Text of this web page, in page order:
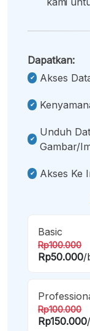
Dapatkan:
Akses
Unduh
Gambar/
Akses Ke
Basic
Rp100.000
Rp50.000/
Rp100.000
Rp150.000